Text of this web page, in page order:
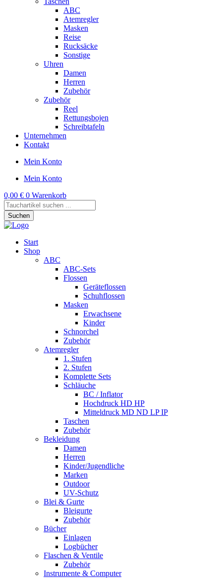
ABC
Atemregler
Masken
Reise
Rucksäcke
Sonstige
Uhren
Damen
Herren
Zubehör
Zubehör
Reel
Rettungsbojen
Schreibtafeln
Unternehmen
Kontakt
Mein Konto
Mein Konto
0,00 € 0 Warenkorb
Products
search
Suchen
Start
Shop
ABC
ABC-Sets
Flossen
Geräteflossen
Schuhflossen
Masken
Erwachsene
Kinder
Schnorchel
Zubehör
Atemregler
1. Stufen
2. Stufen
Komplette Sets
Schläuche
BC / Inflator
Hochdruck HD HP
Mitteldruck MD ND LP IP
Taschen
Zubehör
Bekleidung
Damen
Herren
Kinder/Jugendliche
Marken
Outdoor
UV-Schutz
Blei & Gurte
Bleigurte
Zubehör
Bücher
Einlagen
Logbücher
Flaschen & Ventile
Zubehör
Instrumente & Computer